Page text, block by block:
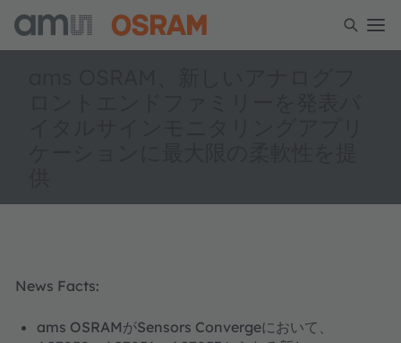
News Facts:
ams OSRAMがSensors Convergeにおいて、